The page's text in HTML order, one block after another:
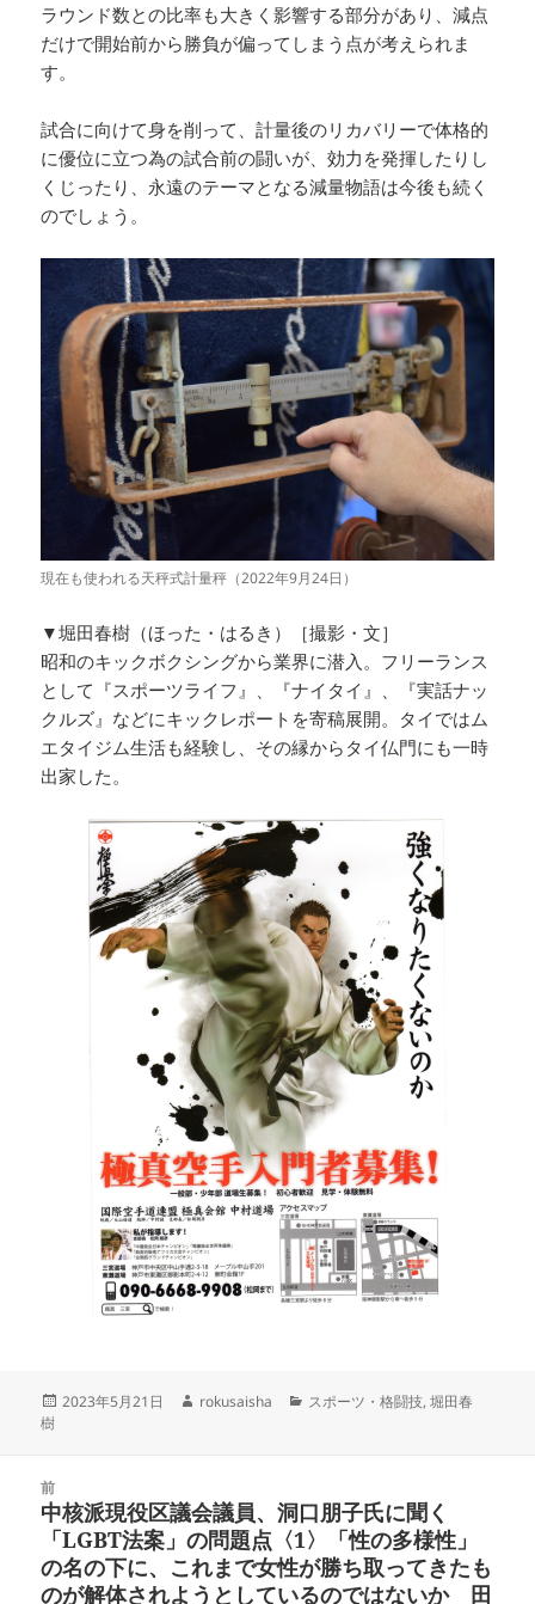
ラウンド数との比率も大きく影響する部分があり、減点
だけで開始前から勝負が偏ってしまう点が考えられま
す。
試合に向けて身を削って、計量後のリカバリーで体格的
に優位に立つ為の試合前の闘いが、効力を発揮したりし
くじったり、永遠のテーマとなる減量物語は今後も続く
のでしょう。
現在も使われる天秤式計量秤（2022年9月24日）
▼堀田春樹（ほった・はるき）［撮影・文］
昭和のキックボクシングから業界に潜入。フリーランス
として『スポーツライフ』、『ナイタイ』、『実話ナッ
クルズ』などにキックレポートを寄稿展開。タイではム
エタイジム生活も経験し、その縁からタイ仏門にも一時
出家した。
投
2023年5月21日
作
rokusaisha
カ
スポーツ・格闘技,堀田春
樹
前
前
の
投
稿:
中核派現役区議会議員、洞口朋子氏に聞く
「LGBT法案」の問題点〈1〉「性の多様性」
の名の下に、これまで女性が勝ち取ってきたも
のが解体されようとしているのではないか 田